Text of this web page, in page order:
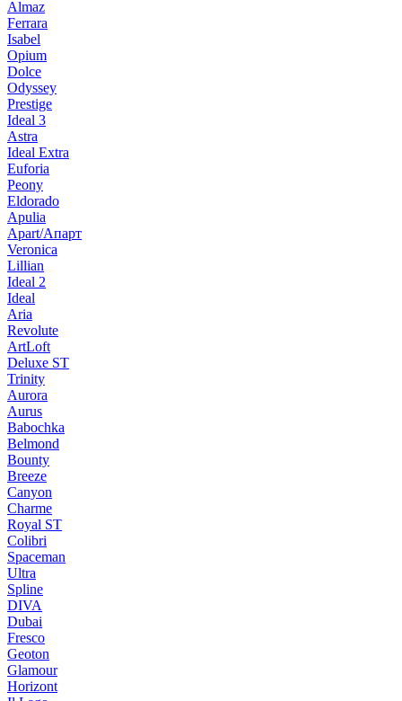
Almaz
Ferrara
Isabel
Opium
Dolce
Odyssey
Prestige
Ideal 3
Astra
Ideal Extra
Euforia
Peony
Eldorado
Apulia
Apart/Апарт
Veronica
Lillian
Ideal 2
Ideal
Aria
Revolute
ArtLoft
Deluxe ST
Trinity
Aurora
Aurus
Babochka
Belmond
Bounty
Breeze
Canуon
Charme
Royal ST
Colibri
Spaceman
Ultra
Spline
DIVA
Dubai
Fresco
Geoton
Glamour
Horizont